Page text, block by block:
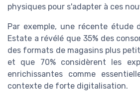
physiques pour s'adapter à ces
Par exemple, une récente étude
Estate a révélé que 35% des
des formats de magasins plus
et que 70% considèrent les
enrichissantes comme
contexte de forte digitalisation.